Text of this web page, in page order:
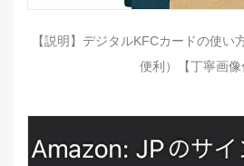
【説明】デジタルKFCカードの使い
便利）【丁寧画像